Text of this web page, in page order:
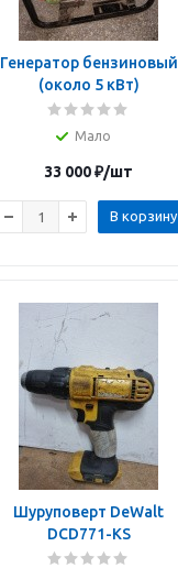
Генератор бензиновый
(около 5 кВт)
Мало
33 000₽/шт
В корзину
Шуруповерт DeWalt
DCD771-KS